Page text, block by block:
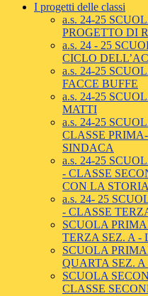
I progetti delle classi
a.s. 24-25
PROGETTO DI
a.s. 24 - 25
CICLO
a.s. 24-25
FACCE BUFFE
a.s. 24-25
MATTI
a.s. 24-25
CLASSE
SINDACA
a.s. 24-25
- CLASSE
CON LA STORIA
a.s. 24- 25
- CLASSE
SCUOLA
TERZA SEZ. A
SCUOLA
QUARTA SEZ.
SCUOLA
CLASSE